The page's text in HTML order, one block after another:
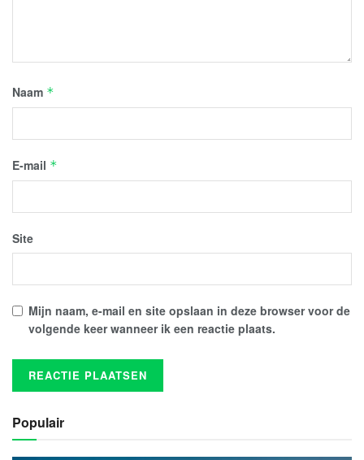
Naam *
E-mail *
Site
Mijn naam, e-mail en site opslaan in deze browser voor de
volgende keer wanneer ik een reactie plaats.
Populair